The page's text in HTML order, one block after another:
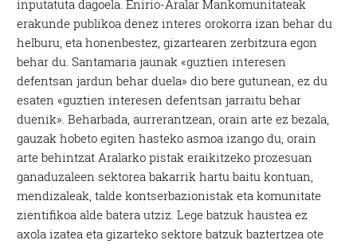
inputatuta dagoela. Enirio-Aralar Mankomunitateak
erakunde publikoa denez interes orokorra izan behar du
helburu, eta honenbestez, gizartearen zerbitzura egon
behar du. Santamaria jaunak «guztien interesen
defentsan jardun behar duela» dio bere gutunean, ez du
esaten «guztien interesen defentsan jarraitu behar
duenik». Beharbada, aurrerantzean, orain arte ez bezala,
gauzak hobeto egiten hasteko asmoa izango du, orain
arte behintzat Aralarko pistak eraikitzeko prozesuan
ganaduzaleen sektorea bakarrik hartu baitu kontuan,
mendizaleak, talde kontserbazionistak eta komunitate
zientifikoa alde batera utziz. Lege batzuk haustea ez
axola izatea eta gizarteko sektore batzuk baztertzea ote